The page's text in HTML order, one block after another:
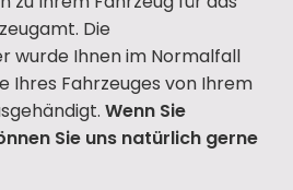
Die
wurde Ihnen im Normalfall
Ihres Fahrzeuges von Ihrem
Wenn Sie
Sie uns natürlich gerne